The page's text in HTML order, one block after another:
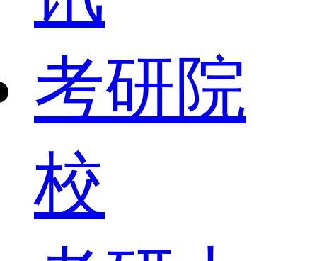
考研院
校